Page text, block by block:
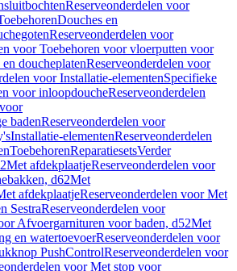
Reserveonderdelen voor
Douches en
Reserveonderdelen voor
voor Toebehoren voor vloerputten voor
doucheplatenReserveonderdelen voor
voor Installatie-elementenSpecifieke
voor inloopdoucheReserveonderdelen
badenReserveonderdelen voor
Installatie-elementenReserveonderdelen
ToebehorenReparatiesetsVerder
Met afdekplaatjeReserveonderdelen voor
d62Met
afdekplaatjeReserveonderdelen voor Met
SestraReserveonderdelen voor
Afvoergarnituren voor baden, d52Met
en watertoevoerReserveonderdelen voor
PushControlReserveonderdelen voor
voor Met stop voor